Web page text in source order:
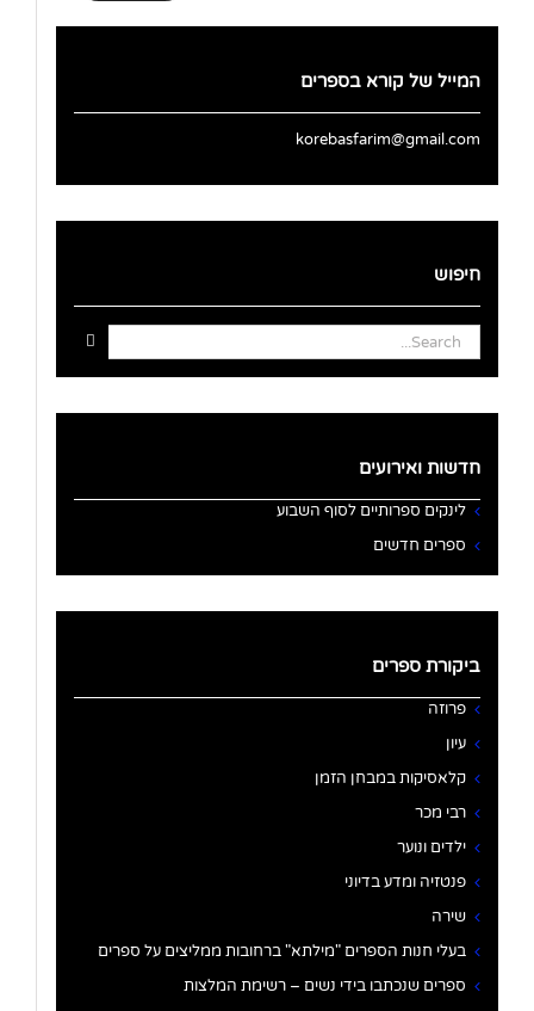
המייל של קורא בספרים
korebasfarim@gmail.com
חיפוש
Search
for:
חדשות ואירועים
לינקים ספרותיים לסוף השבוע
ספרים חדשים
ביקורת ספרים
פרוזה
עיון
קלאסיקות במבחן הזמן
רבי מכר
ילדים ונוער
פנטזיה ומדע בדיוני
שירה
בעלי חנות הספרים "מילתא" ברחובות ממליצים על ספרים
ספרים שנכתבו בידי נשים – רשימת המלצות